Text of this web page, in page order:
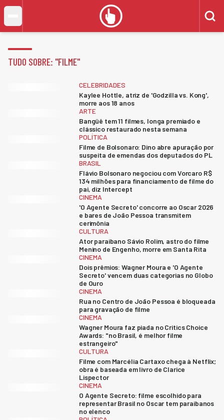
TUDO SOBRE: "FILME"
CELEBRIDADES
Kaylee Hottle, atriz de 'Godzilla vs. Kong',
morre aos 18 anos
ARTE
Bangüê tem 11 filmes, longa premiado e
clássico restaurado nesta semana
POLÍTICA
Filme de Bolsonaro: Dino abre apuração por
suspeita de emendas dos deputados do PL
BRASIL
Flávio Bolsonaro negociou com Vorcaro R$
134 milhões para financiamento de filme do
pai, diz Intercept
CINEMA
'O Agente Secreto' concorre ao Oscar 2026
e bares de João Pessoa transmitem
cerimônia
CULTURA
Ator paraibano Sávio Rolim, astro do filme
Menino de Engenho, morre em Santa Rita
CINEMA
Dois prêmios: Wagner Moura e 'O Agente
Secreto' vencem duas categorias no Globo
de Ouro
CINEMA
Rua no Centro de João Pessoa é bloqueada
para gravação de filme
CINEMA
Wagner Moura faz piada no Critics Choice
Awards: "no Brasil, é melhor filme
estrangeiro"
CULTURA
Filme com Marcélia Cartaxo chega à Netflix;
obra é baseada em livro de Clarice
Lispector
CINEMA
O Agente Secreto: filme escolhido para
representar Brasil no Oscar tem paraibanos
no elenco